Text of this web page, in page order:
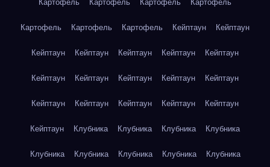
Картофель Картофель Картофель Картофель
Картофель Картофель Картофель Кейптаун Кейптаун
Кейптаун Кейптаун Кейптаун Кейптаун Кейптаун
Кейптаун Кейптаун Кейптаун Кейптаун Кейптаун
Кейптаун Кейптаун Кейптаун Кейптаун Кейптаун
Кейптаун Клубника Клубника Клубника Клубника
Клубника Клубника Клубника Клубника Клубника